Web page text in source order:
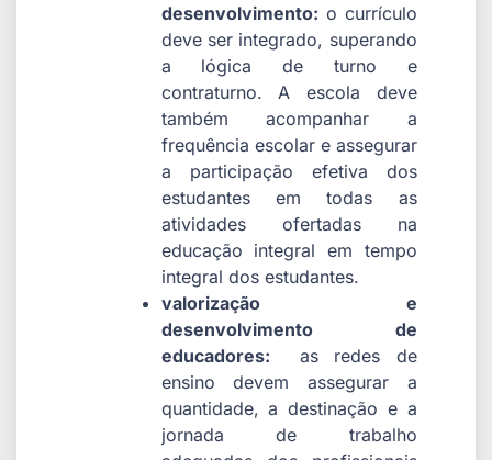
desenvolvimento: o currículo
deve ser integrado, superando
a lógica de turno e
contraturno. A escola deve
também acompanhar a
frequência escolar e assegurar
a participação efetiva dos
estudantes em todas as
atividades ofertadas na
educação integral em tempo
integral dos estudantes.
valorização e
desenvolvimento de
educadores: as redes de
ensino devem assegurar a
quantidade, a destinação e a
jornada de trabalho